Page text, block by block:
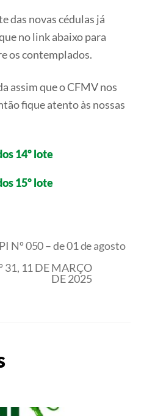
das novas cédulas já
no link abaixo para
os contemplados.
assim que o CFMV nos
fique atento às nossas
14º lote
15º lote
Nº 050 – de 01 de agosto
31, 11 DE MARÇO
DE 2025